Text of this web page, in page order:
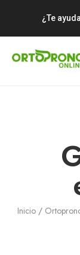
¿Te
Inicio